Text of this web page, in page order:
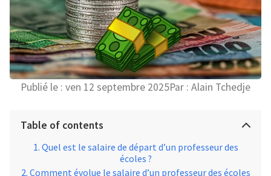
Publié le : ven 12 septembre 2025Par : Alain Tchedje
Table of contents
Quel est le salaire de départ d’un professeur des
écoles ?
Comment évolue le salaire d’un professeur des écoles